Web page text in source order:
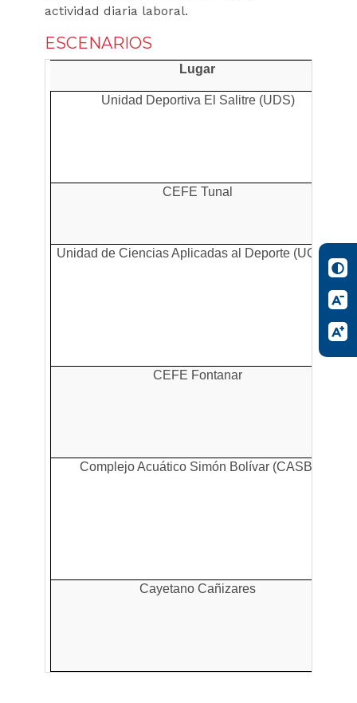
actividad diaria laboral.
ESCENARIOS
Lugar
Unidad Deportiva El Salitre (UDS)
CEFE Tunal
Unidad de Ciencias Aplicadas al Deporte (UCAD)
CEFE Fontanar
Complejo Acuático Simón Bolívar (CASB)
Cayetano Cañizares